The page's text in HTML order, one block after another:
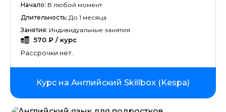
Начало: В любой момент
Длительность: До 1 месяца
Занятия: Индивидуальные занятия
570 ₽ / курс
Рассрочки нет.
Курс на Английский Skillbox (Kespa)